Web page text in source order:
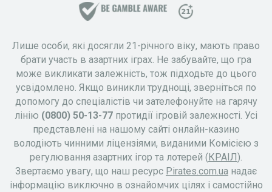
Лише особи, які досягли 21-річного віку, мають право
брати участь в азартних іграх. Не забувайте, що гра
може викликати залежність, тож підходьте до цього
усвідомлено. Якщо виникли труднощі, зверніться по
допомогу до спеціалістів чи зателефонуйте на гарячу
лінію (0800) 50-13-77 протидії ігровій залежності. Усі
представлені на нашому сайті онлайн-казино
володіють чинними ліцензіями, виданими Комісією з
регулювання азартних ігор та лотерей ( КРАІЛ ).
Звертаємо увагу, що наш ресурс Pirates.com.ua надає
інформацію виключно в ознайомчих цілях і самостійно